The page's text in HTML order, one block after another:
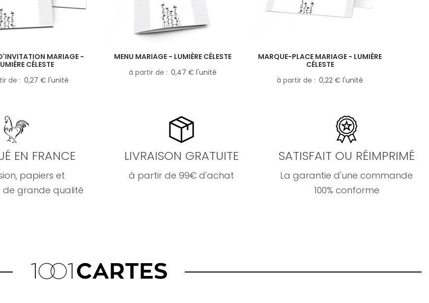
MARIAGE -
CÉLESTE
de
0,27 € l'unité
MENU MARIAGE - LUMIÈRE CÉLESTE
à partir de
0,47 € l'unité
MARQUE-PLACE MARIAGE - LUMIÈRE
CÉLESTE
à partir de
0,22 € l'unité
EN FRANCE
papiers et
de grande qualité
LIVRAISON GRATUITE
à partir de 99€ d'achat
SATISFAIT OU RÉIMPRIMÉ
La garantie d'une commande
100% conforme